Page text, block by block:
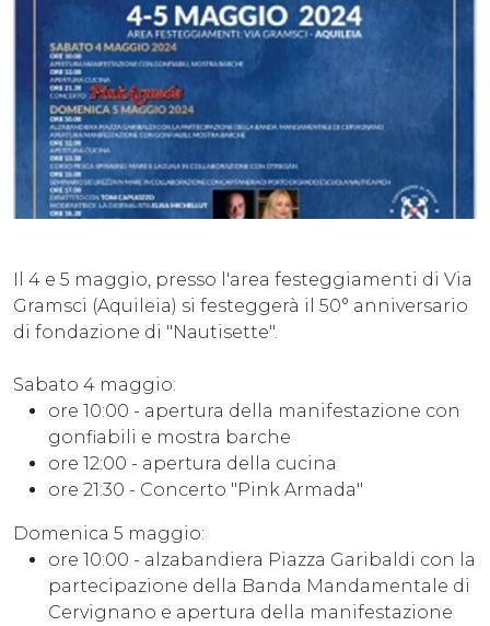
Il 4 e 5 maggio, presso l'area festeggiamenti di Via
Gramsci (Aquileia) si festeggerà il 50° anniversario
di fondazione di "Nautisette".
Sabato 4 maggio:
ore 10:00 - apertura della manifestazione con
gonfiabili e mostra barche
ore 12:00 - apertura della cucina
ore 21:30 - Concerto "Pink Armada"
Domenica 5 maggio:
ore 10:00 - alzabandiera Piazza Garibaldi con la
partecipazione della Banda Mandamentale di
Cervignano e apertura della manifestazione